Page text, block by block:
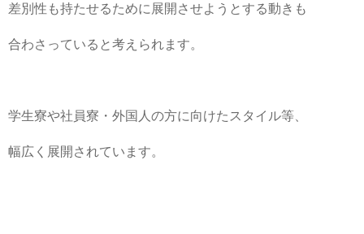
差別性も持たせるために展開させようとする動きも
合わさっていると考えられます。
学生寮や社員寮・外国人の方に向けたスタイル等、
幅広く展開されています。